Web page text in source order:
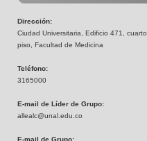
Dirección:
Ciudad Universitaria, Edificio 471, cuarto
piso, Facultad de Medicina
Teléfono:
3165000
E-mail de Líder de Grupo:
allealc@unal.edu.co
E-mail de Grupo: